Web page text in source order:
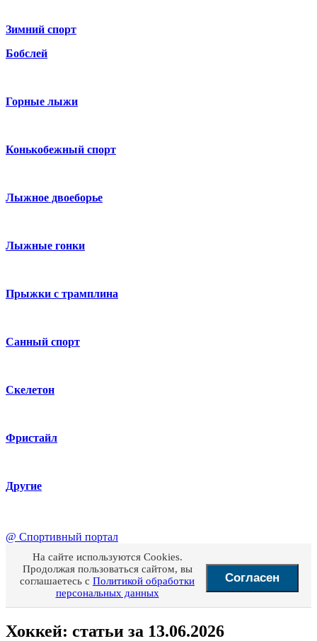
Зимний спорт
Бобслей
Горные лыжи
Конькобежный спорт
Лыжное двоеборье
Лыжные гонки
Прыжки с трамплина
Санный спорт
Скелетон
Фристайл
Другие
@ Спортивный портал
На сайте используются Cookies.
Продолжая пользоваться сайтом, вы
соглашаетесь с Политикой обработки
персональных данных
Согласен
Хоккей: статьи за 13.06.2026